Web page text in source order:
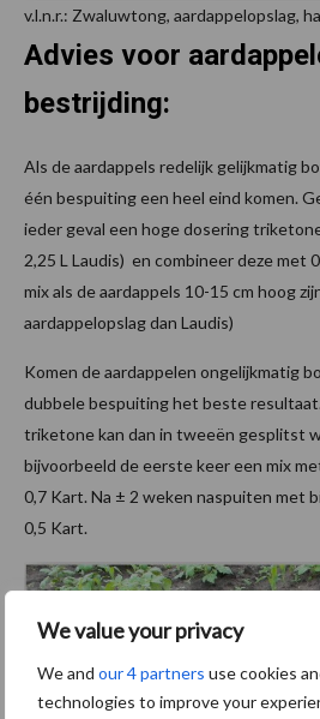
We value your privacy
We and our 4 partners use cookies
technologies to improve your
v.l.n.r.: Zwaluwtong, aardappelopslag,
Advies voor
bestrijding:
Als de aardappels redelijk gelijkmatig
één bespuiting een heel eind komen.
ieder geval een hoge dosering
2,25 L Laudis) en combineer deze met
mix als de aardappels 10-15 cm hoog
aardappelopslag dan Laudis)
Komen de aardappelen ongelijkmatig
dubbele bespuiting het beste
triketone kan dan in tweeën gesplitst
bijvoorbeeld de eerste keer een mix
0,7 Kart. Na ± 2 weken naspuiten met
0,5 Kart.
Aardappelopslag in mais